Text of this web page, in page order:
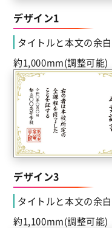
デザイン1
タイトルと本文の余白
約1,000mm(調整可能)
デザイン3
タイトルと本文の余白
約1,100mm(調整可能)